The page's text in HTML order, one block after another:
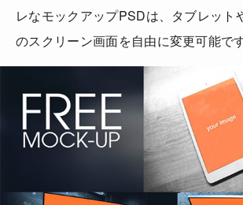
レなモックアップPSDは、タブレット
のスクリーン画面を自由に変更可能です